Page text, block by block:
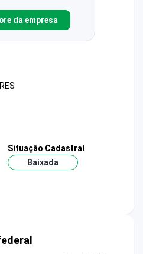
da empresa
Situação Cadastral
Baixada